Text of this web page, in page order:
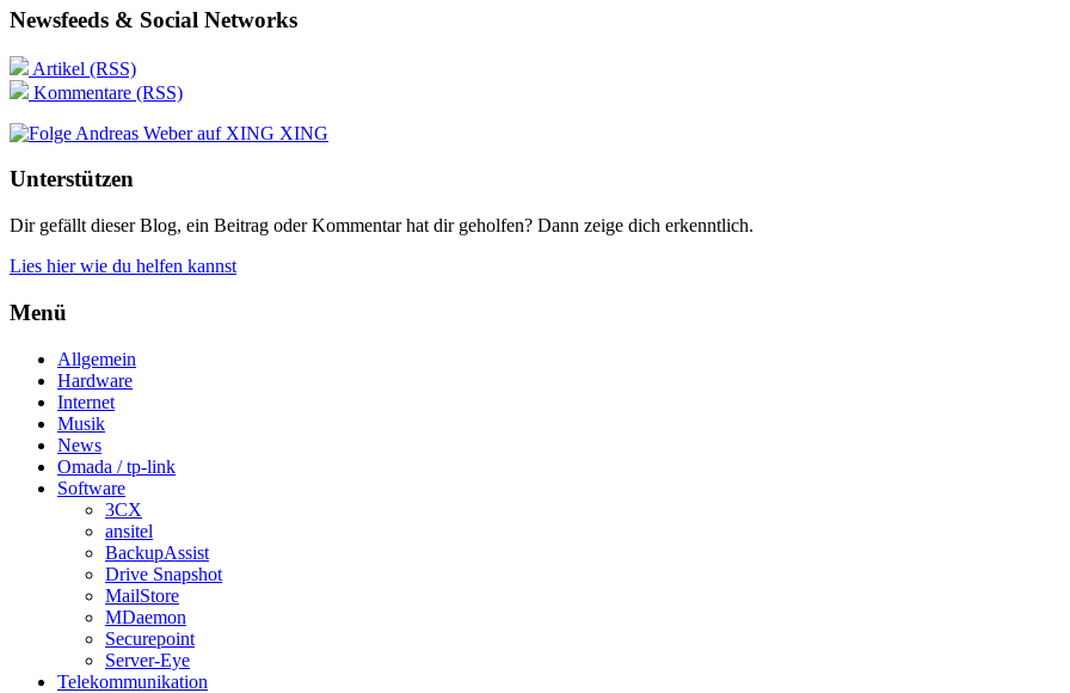
Newsfeeds & Social Networks
Artikel (RSS)
Kommentare (RSS)
XING
Unterstützen
Dir gefällt dieser Blog, ein Beitrag oder Kommentar hat dir geholfen? Dann zeige dich erkenntlich.
Lies hier wie du helfen kannst
Menü
Allgemein
Hardware
Internet
Musik
News
Omada / tp-link
Software
3CX
ansitel
BackupAssist
Drive Snapshot
MailStore
MDaemon
Securepoint
Server-Eye
Telekommunikation